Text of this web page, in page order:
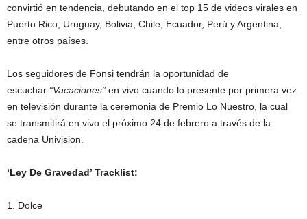
convirtió en tendencia, debutando en el top 15 de videos virales en
Puerto Rico, Uruguay, Bolivia, Chile, Ecuador, Perú y Argentina,
entre otros países.
Los seguidores de Fonsi tendrán la oportunidad de
escuchar “Vacaciones” en vivo cuando lo presente por primera vez
en televisión durante la ceremonia de Premio Lo Nuestro, la cual
se transmitirá en vivo el próximo 24 de febrero a través de la
cadena Univision.
‘Ley De Gravedad’ Tracklist:
1. Dolce